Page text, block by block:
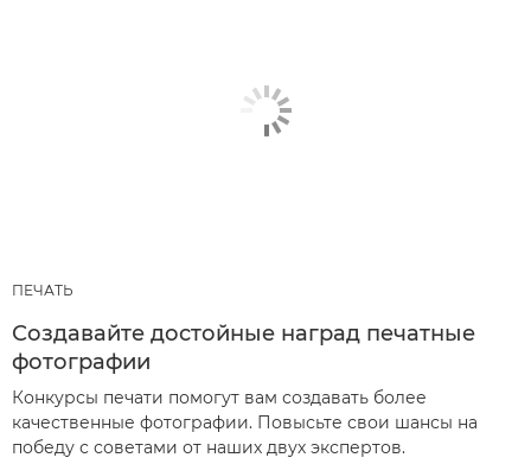
ПЕЧАТЬ
Создавайте достойные наград печатные
фотографии
Конкурсы печати помогут вам создавать более
качественные фотографии. Повысьте свои шансы на
победу с советами от наших двух экспертов.